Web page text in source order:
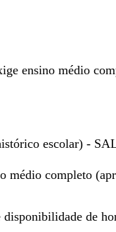
ensino médio
escolar) -
médio completo
disponibilidade de